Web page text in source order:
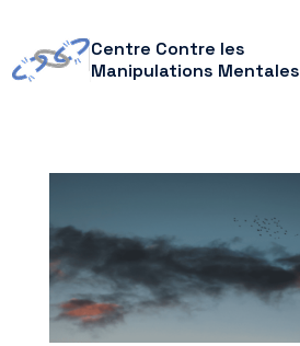
Centre Contre les
Manipulations Mentales